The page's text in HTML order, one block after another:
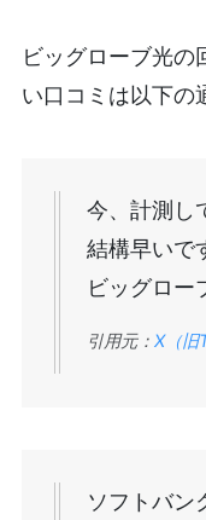
ビッグローブ光の
い口コミは以下の
今、計測し
結構早いで
ビッグロー
引用元： X（旧
ソフトバン